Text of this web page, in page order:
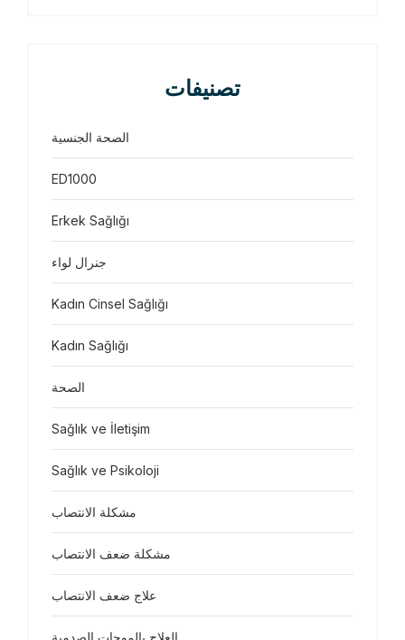
تصنيفات
الصحة الجنسية
ED1000
Erkek Sağlığı
جنرال لواء
Kadın Cinsel Sağlığı
Kadın Sağlığı
Sağlık ve İletişim
Sağlık ve Psikoloji
مشكلة الانتصاب
مشكلة ضعف الانتصاب
علاج ضعف الانتصاب